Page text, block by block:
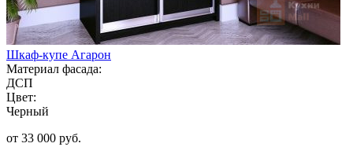
Шкаф-купе Агарон
Материал фасада:
ДСП
Цвет:
Черный
от 33 000 руб.